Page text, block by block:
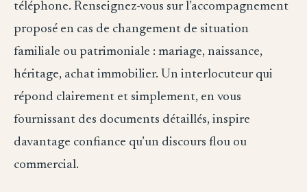
téléphone. Renseignez-vous sur l’accompagnement
proposé en cas de changement de situation
familiale ou patrimoniale : mariage, naissance,
héritage, achat immobilier. Un interlocuteur qui
répond clairement et simplement, en vous
fournissant des documents détaillés, inspire
davantage confiance qu’un discours flou ou
commercial.